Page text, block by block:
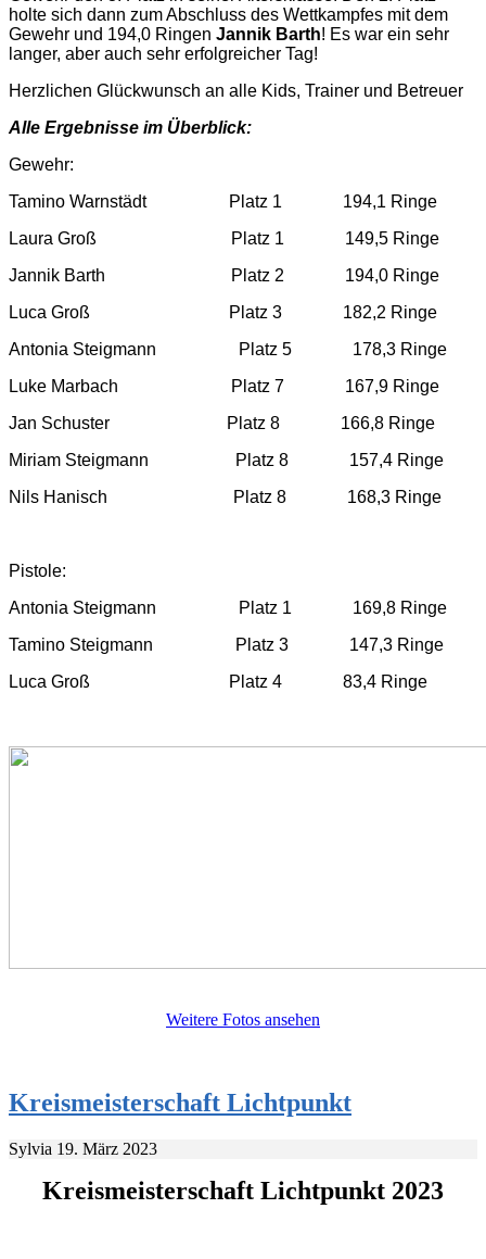
holte sich dann zum Abschluss des Wettkampfes mit dem
Gewehr und 194,0 Ringen Jannik Barth! Es war ein sehr
langer, aber auch sehr erfolgreicher Tag!
Herzlichen Glückwunsch an alle Kids, Trainer und Betreuer
Alle Ergebnisse im Überblick:
Gewehr:
Tamino Warnstädt Platz 1 194,1 Ringe
Laura Groß Platz 1 149,5 Ringe
Jannik Barth Platz 2 194,0 Ringe
Luca Groß Platz 3 182,2 Ringe
Antonia Steigmann Platz 5 178,3 Ringe
Luke Marbach Platz 7 167,9 Ringe
Jan Schuster Platz 8 166,8 Ringe
Miriam Steigmann Platz 8 157,4 Ringe
Nils Hanisch Platz 8 168,3 Ringe
Pistole:
Antonia Steigmann Platz 1 169,8 Ringe
Tamino Steigmann Platz 3 147,3 Ringe
Luca Groß Platz 4 83,4 Ringe
Weitere Fotos ansehen
Kreismeisterschaft Lichtpunkt
Sylvia 19. März 2023
Kreismeisterschaft Lichtpunkt 2023